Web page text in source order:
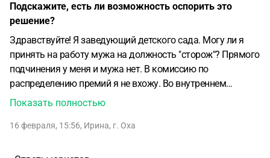
Подскажите, есть ли возможность оспорить это
решение?
Здравствуйте! Я заведующий детского сада. Могу ли я
принять на работу мужа на должность "сторож"? Прямого
подчинения у меня и мужа нет. В комиссию по
распределению премий я не вхожу. Во внутреннем
Положении о конфликте интересов указано, что "
интересов может состоять в– отказе работника от своего
Показать полностью
16 февраля, 15:56, Ирина, г. Оха